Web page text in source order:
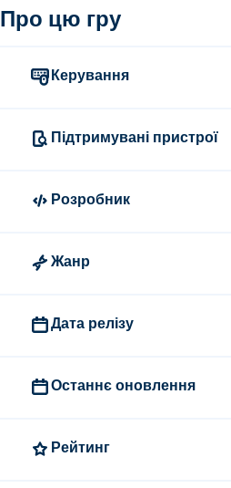
Про цю гру
Керування
Підтримувані пристрої
Розробник
Жанр
Дата релізу
Останнє оновлення
Рейтинг